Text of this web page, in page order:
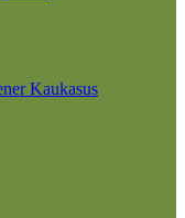
Kaukasus